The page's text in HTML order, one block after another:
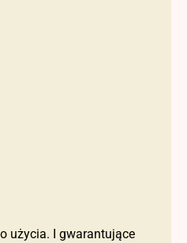
użycia. I gwarantujące